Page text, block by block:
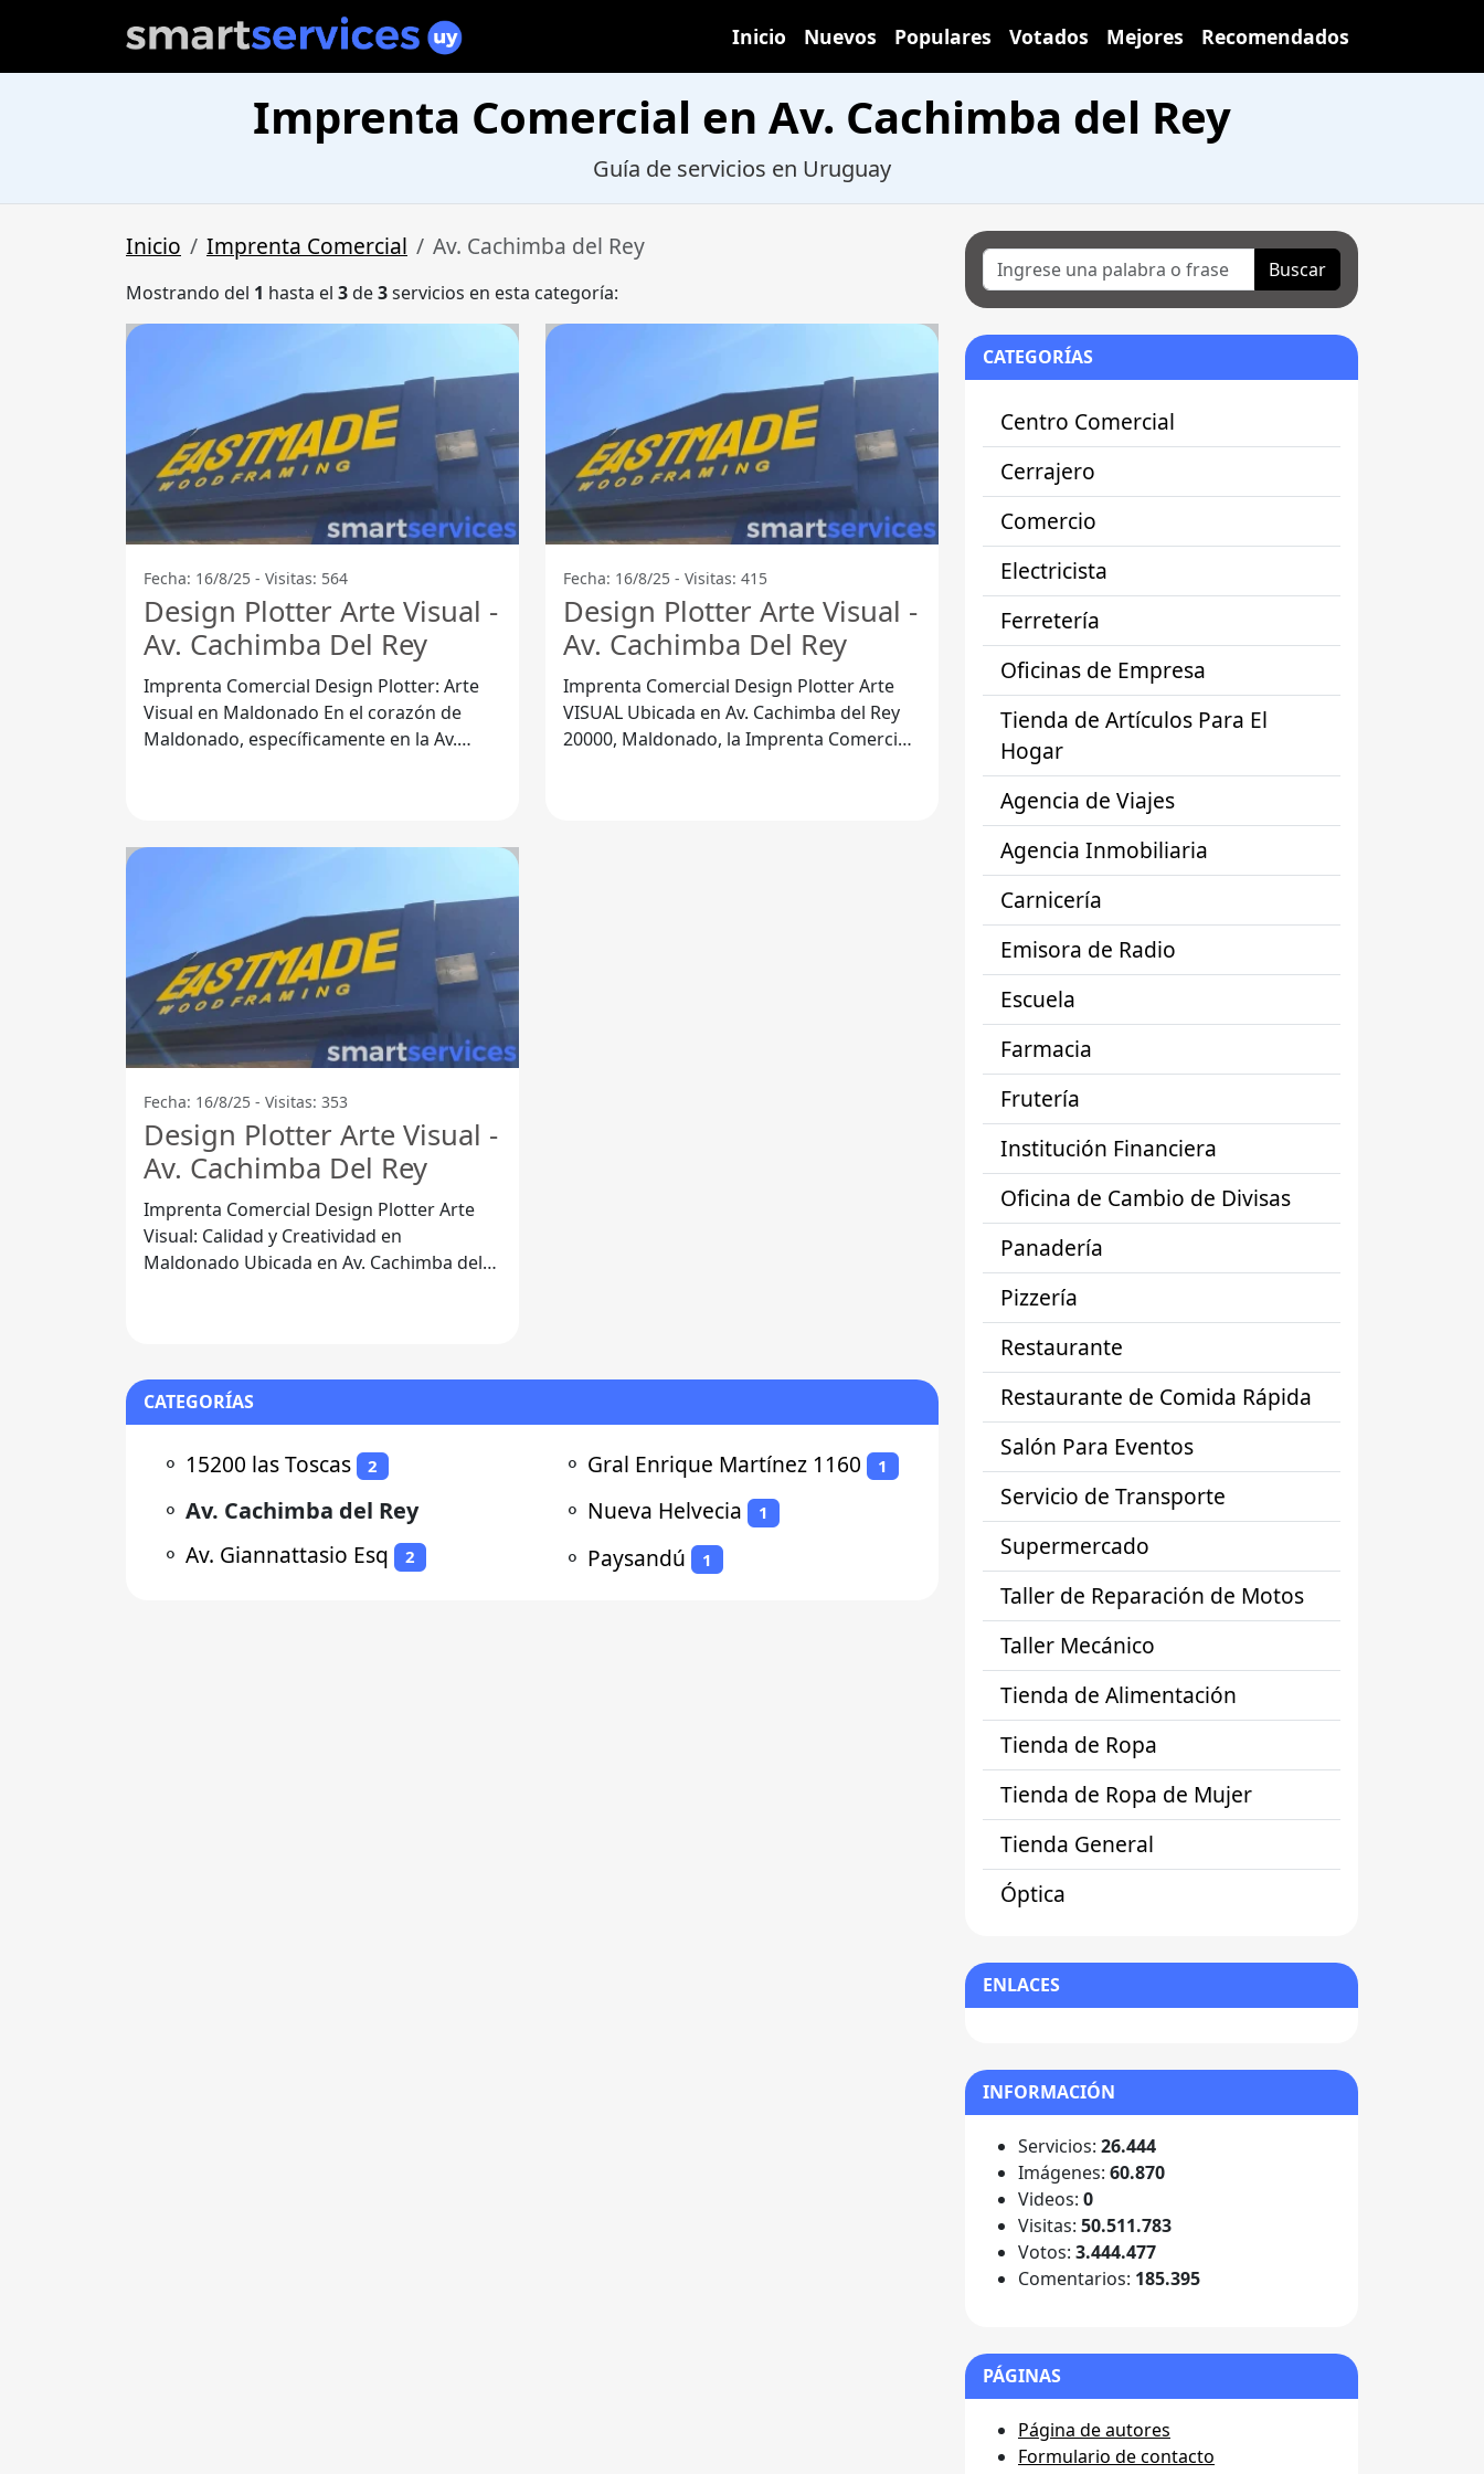
Inicio Nuevos Populares Votados Mejores Recomendados
Imprenta Comercial en Av. Cachimba del Rey
Guía de servicios en Uruguay
Inicio Imprenta Comercial Av. Cachimba del Rey
Mostrando del 1 hasta el 3de3servicios en esta categoría:
Fecha: 16/8/25 - Visitas: 564
Design Plotter Arte Visual -
Av. Cachimba Del Rey
Imprenta Comercial Design Plotter: Arte
Visual en Maldonado En el corazón de
Maldonado, específicamente en la Av.
Fecha: 16/8/25 - Visitas: 415
Design Plotter Arte Visual -
Av. Cachimba Del Rey
Imprenta Comercial Design Plotter Arte
VISUAL Ubicada en Av. Cachimba del Rey
20000, Maldonado, la Imprenta Comercial
Fecha: 16/8/25 - Visitas: 353
Design Plotter Arte Visual -
Av. Cachimba Del Rey
Imprenta Comercial Design Plotter Arte
Visual: Calidad y Creatividad en
Maldonado Ubicada en Av. Cachimba del
CATEGORÍAS
⚬ 15200 las Toscas 2
⚬ Av. Cachimba del Rey
⚬ Av. Giannattasio Esq 2
⚬ Gral Enrique Martínez 1160 1
⚬ Nueva Helvecia 1
⚬ Paysandú 1
Buscar
CATEGORÍAS
Centro Comercial
Cerrajero
Comercio
Electricista
Ferretería
Oficinas de Empresa
Tienda de Artículos Para El
Hogar
Agencia de Viajes
Agencia Inmobiliaria
Carnicería
Emisora de Radio
Escuela
Farmacia
Frutería
Institución Financiera
Oficina de Cambio de Divisas
Panadería
Pizzería
Restaurante
Restaurante de Comida Rápida
Salón Para Eventos
Servicio de Transporte
Supermercado
Taller de Reparación de Motos
Taller Mecánico
Tienda de Alimentación
Tienda de Ropa
Tienda de Ropa de Mujer
Tienda General
Óptica
ENLACES
INFORMACIÓN
Servicios: 26.444
Imágenes: 60.870
Videos: 0
Visitas: 50.511.783
Votos: 3.444.477
Comentarios: 185.395
PÁGINAS
Página de autores
Formulario de contacto